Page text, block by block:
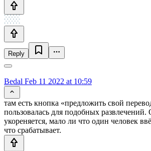
Reply
Bedal Feb 11 2022 at 10:59
там есть кнопка «предложить свой
пользовалась для подобных
укореняется, мало ли что один человек
что срабатывает.